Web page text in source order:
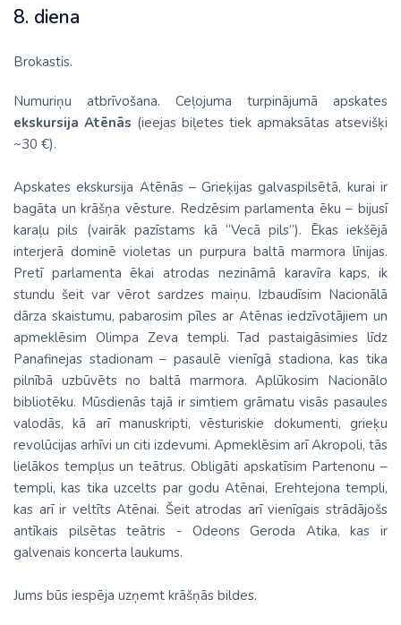
8. diena
Brokastis.
Numuriņu atbrīvošana. Ceļojuma turpinājumā apskates
ekskursija Atēnās (ieejas biļetes tiek apmaksātas atsevišķi
~30 €).
Apskates ekskursija Atēnās – Grieķijas galvaspilsētā, kurai ir
bagāta un krāšņa vēsture. Redzēsim parlamenta ēku – bijusī
karaļu pils (vairāk pazīstams kā “Vecā pils”). Ēkas iekšējā
interjerā dominē violetas un purpura baltā marmora līnijas.
Pretī parlamenta ēkai atrodas nezināmā karavīra kaps, ik
stundu šeit var vērot sardzes maiņu. Izbaudīsim Nacionālā
dārza skaistumu, pabarosim pīles ar Atēnas iedzīvotājiem un
apmeklēsim Olimpa Zeva templi. Tad pastaigāsimies līdz
Panafinejas stadionam – pasaulē vienīgā stadiona, kas tika
pilnībā uzbūvēts no baltā marmora. Aplūkosim Nacionālo
bibliotēku. Mūsdienās tajā ir simtiem grāmatu visās pasaules
valodās, kā arī manuskripti, vēsturiskie dokumenti, grieķu
revolūcijas arhīvi un citi izdevumi. Apmeklēsim arī Akropoli, tās
lielākos tempļus un teātrus. Obligāti apskatīsim Partenonu –
templi, kas tika uzcelts par godu Atēnai, Erehtejona templi,
kas arī ir veltīts Atēnai. Šeit atrodas arī vienīgais strādājošs
antīkais pilsētas teātris - Odeons Geroda Atika, kas ir
galvenais koncerta laukums.
Jums būs iespēja uzņemt krāšņās bildes.